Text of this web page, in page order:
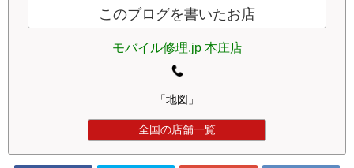
このブログを書いたお店
モバイル修理.jp 本庄店
「地図」
全国の店舗一覧